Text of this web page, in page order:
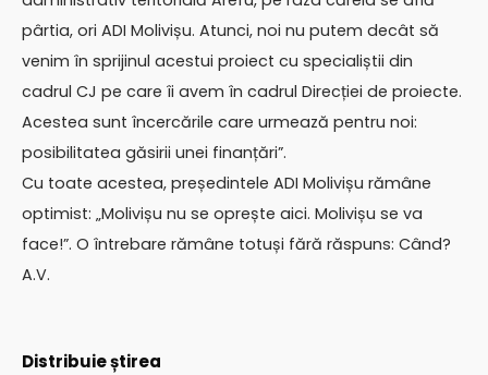
pârtia, ori ADI Molivișu. Atunci, noi nu putem decât să
venim în sprijinul acestui proiect cu specialiștii din
cadrul CJ pe care îi avem în cadrul Direcției de proiecte.
Acestea sunt încercările care urmează pentru noi:
posibilitatea găsirii unei finanțări”.
Cu toate acestea, președintele ADI Molivișu rămâne
optimist: „Molivișu nu se oprește aici. Molivișu se va
face!”. O întrebare rămâne totuși fără răspuns: Când?
A.V.
Distribuie știrea